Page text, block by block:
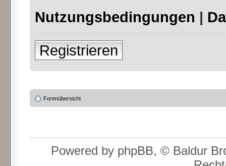
Nutzungsbedingungen |
Registrieren
Forenübersicht
Powered by phpBB, © Baldur